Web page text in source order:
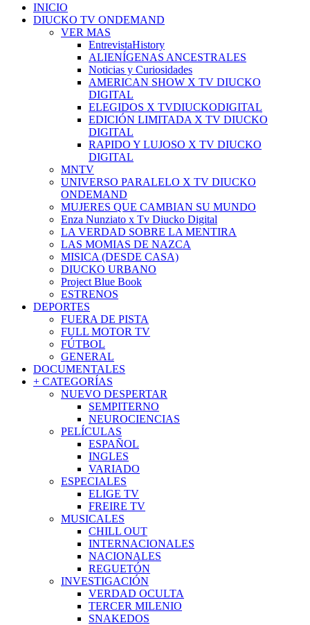
INICIO
DIUCKO TV ONDEMAND
VER MAS
EntrevistaHistory
ALIENÍGENAS ANCESTRALES
Noticias y Curiosidades
AMERICAN SHOW X TV DIUCKO
DIGITAL
ELEGIDOS X TVDIUCKODIGITAL
EDICIÓN LIMITADA X TV DIUCKO
DIGITAL
RAPIDO Y LUJOSO X TV DIUCKO
DIGITAL
MNTV
UNIVERSO PARALELO X TV DIUCKO
ONDEMAND
MUJERES QUE CAMBIAN SU MUNDO
Enza Nunziato x Tv Diucko Digital
LA VERDAD SOBRE LA MENTIRA
LAS MOMIAS DE NAZCA
MISICA (DESDE CASA)
DIUCKO URBANO
Project Blue Book
ESTRENOS
DEPORTES
FUERA DE PISTA
FULL MOTOR TV
FÚTBOL
GENERAL
DOCUMENTALES
+ CATEGORÍAS
NUEVO DESPERTAR
SEMPITERNO
NEUROCIENCIAS
PELÍCULAS
ESPAÑOL
INGLES
VARIADO
ESPECIALES
ELIGE TV
FREIRE TV
MUSICALES
CHILL OUT
INTERNACIONALES
NACIONALES
REGUETÓN
INVESTIGACIÓN
VERDAD OCULTA
TERCER MILENIO
SNAKEDOS